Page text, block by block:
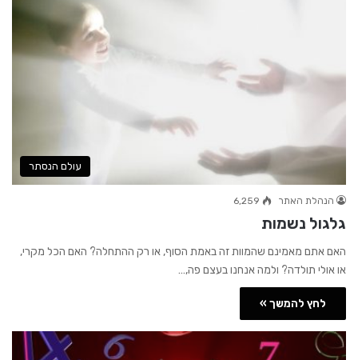
עולם הנסתר
הנהלת האתר 6,259
גלגול נשמות
האם אתם מאמינם שהמוות זה באמת הסוף, או רק ההתחלה? האם הכל מקרי,
או אולי תולדה? ולמה אנחנו בעצם פה,…
לחץ להמשך »